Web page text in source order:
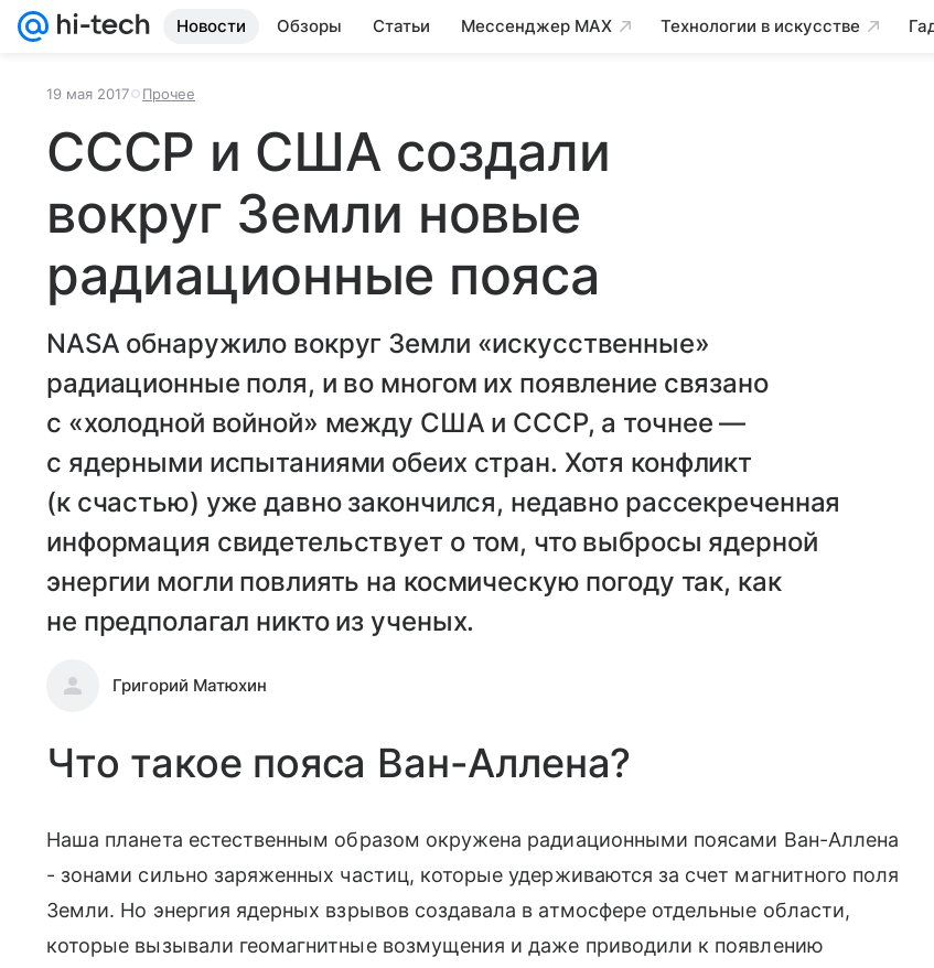
Новости Обзоры Статьи Мессенджер MAX Технологии в искусстве
19 мая 2017 Прочее
СССР и США создали
вокруг Земли новые
радиационные пояса
NASA обнаружило вокруг Земли «искусственные»
радиационные поля, и во многом их появление связано
с «холодной войной» между США и СССР, а точнее —
с ядерными испытаниями обеих стран. Хотя конфликт
(к счастью) уже давно закончился, недавно рассекреченная
информация свидетельствует о том, что выбросы ядерной
энергии могли повлиять на космическую погоду так, как
не предполагал никто из ученых.
Григорий Матюхин
Что такое пояса Ван-Аллена?
Наша планета естественным образом окружена радиационными поясами Ван-Аллена
- зонами сильно заряженных частиц, которые удерживаются за счет магнитного поля
Земли. Но энергия ядерных взрывов создавала в атмосфере отдельные области,
которые вызывали геомагнитные возмущения и даже приводили к появлению